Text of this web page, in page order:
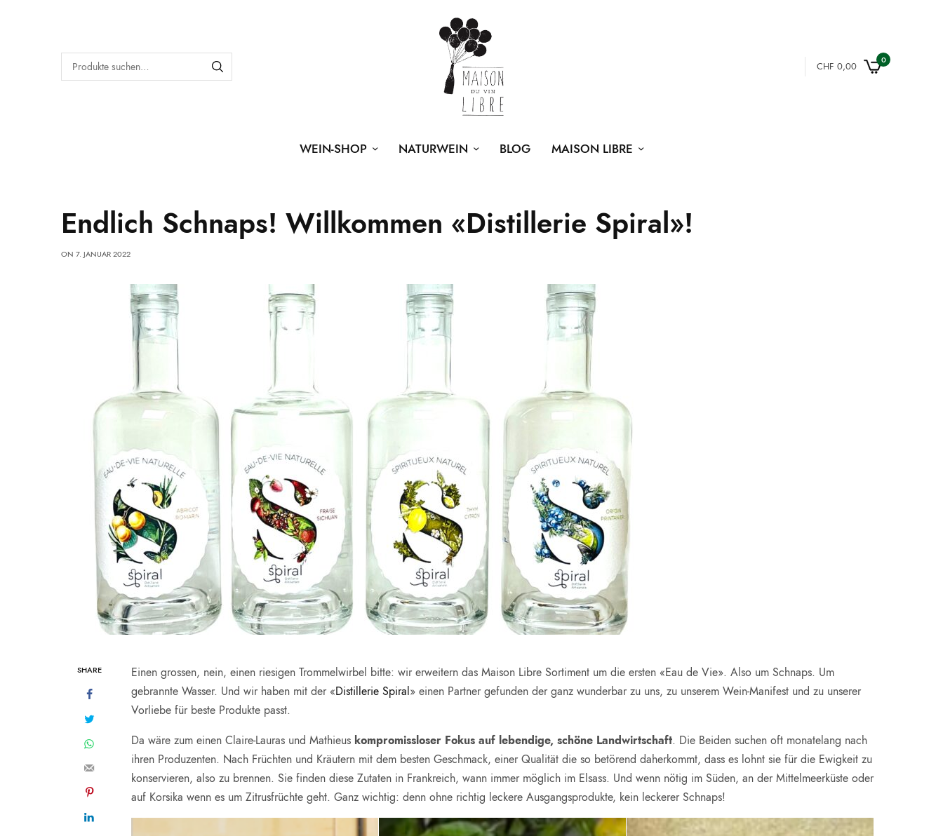
CHF 0,00
0
WEIN-SHOP NATURWEIN BLOG MAISON LIBRE
Endlich Schnaps! Willkommen «Distillerie Spiral»!
ON 7. JANUAR 2022
SHARE
Einen grossen, nein, einen riesigen Trommelwirbel bitte: wir erweitern das Maison Libre Sortiment um die ersten «Eau de Vie». Also um Schnaps. Um
gebrannte Wasser. Und wir haben mit der «Distillerie Spiral» einen Partner gefunden der ganz wunderbar zu uns, zu unserem Wein-Manifest und zu unserer
Vorliebe für beste Produkte passt.
Da wäre zum einen Claire-Lauras und Mathieus kompromissloser Fokus auf lebendige, schöne Landwirtschaft. Die Beiden suchen oft monatelang nach
ihren Produzenten. Nach Früchten und Kräutern mit dem besten Geschmack, einer Qualität die so betörend daherkommt, dass es lohnt sie für die Ewigkeit zu
konservieren, also zu brennen. Sie finden diese Zutaten in Frankreich, wann immer möglich im Elsass. Und wenn nötig im Süden, an der Mittelmeerküste oder
auf Korsika wenn es um Zitrusfrüchte geht. Ganz wichtig: denn ohne richtig leckere Ausgangsprodukte, kein leckerer Schnaps!